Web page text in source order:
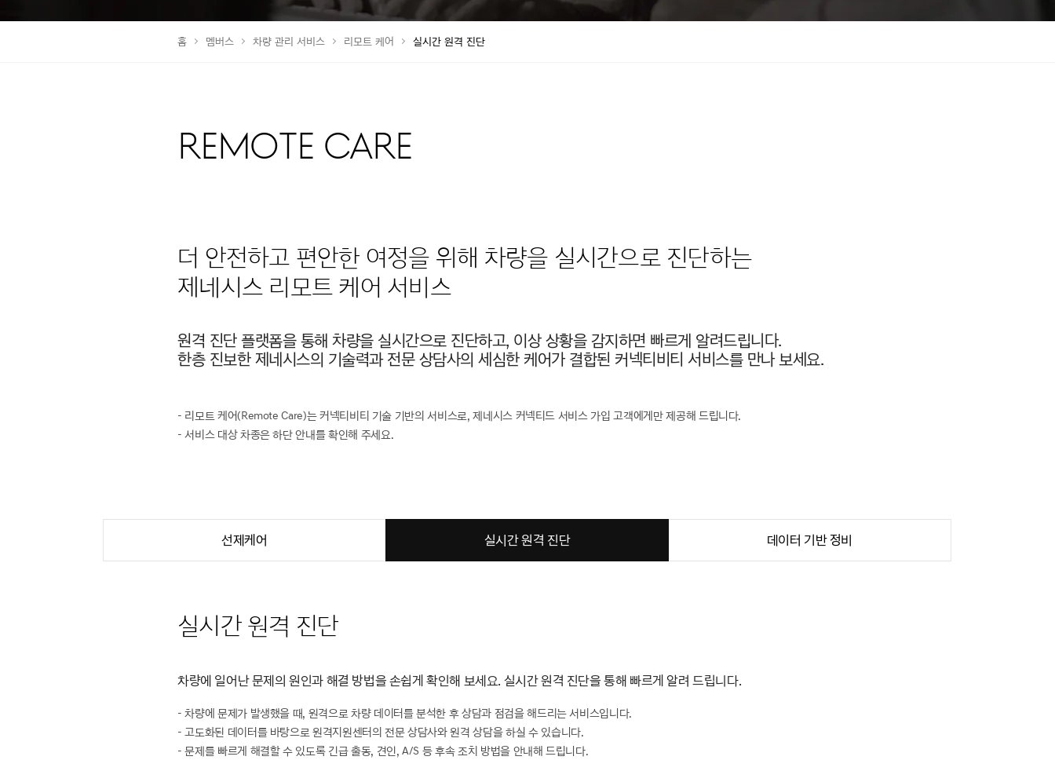
홈 멤버스 차량 관리 서비스 리모트 케어 실시간 원격 진단
REMOTE CARE
더 안전하고 편안한 여정을 위해 차량을 실시간으로 진단하는
제네시스 리모트 케어 서비스
원격 진단 플랫폼을 통해 차량을 실시간으로 진단하고, 이상 상황을 감지하면 빠르게 알려드립니다.
한층 진보한 제네시스의 기술력과 전문 상담사의 세심한 케어가 결합된 커넥티비티 서비스를 만나 보세요.
- 리모트 케어(Remote Care)는 커넥티비티 기술 기반의 서비스로, 제네시스 커넥티드 서비스 가입 고객에게만 제공해 드립니다.
- 서비스 대상 차종은 하단 안내를 확인해 주세요.
선제케어 실시간 원격 진단 데이터 기반 정비
실시간 원격 진단
차량에 일어난 문제의 원인과 해결 방법을 손쉽게 확인해 보세요. 실시간 원격 진단을 통해 빠르게 알려 드립니다.
- 차량에 문제가 발생했을 때, 원격으로 차량 데이터를 분석한 후 상담과 점검을 해드리는 서비스입니다.
- 고도화된 데이터를 바탕으로 원격지원센터의 전문 상담사와 원격 상담을 하실 수 있습니다.
- 문제를 빠르게 해결할 수 있도록 긴급 출동, 견인, A/S 등 후속 조치 방법을 안내해 드립니다.